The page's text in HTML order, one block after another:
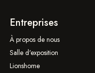
Entreprises
À propos de nous
Salle d'exposition
Lionshome